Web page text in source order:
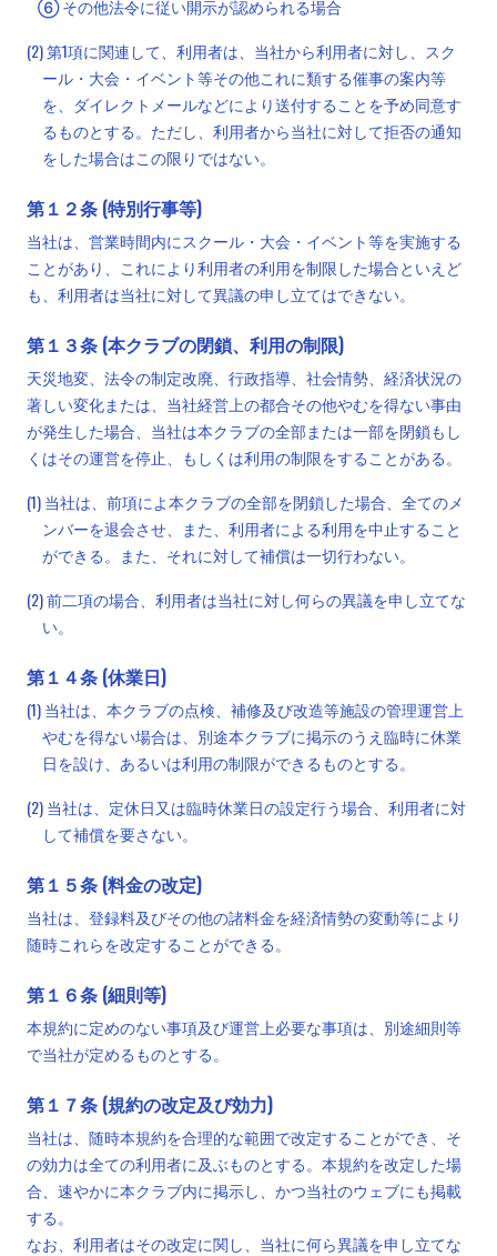
⑥ その他法令に従い開示が認められる場合
(2) 第1項に関連して、利用者は、当社から利用者に対し、スク
ール・大会・イベント等その他これに類する催事の案内等
を、ダイレクトメールなどにより送付することを予め同意す
るものとする。ただし、利用者から当社に対して拒否の通知
をした場合はこの限りではない。
第１２条 (特別行事等)
当社は、営業時間内にスクール・大会・イベント等を実施する
ことがあり、これにより利用者の利用を制限した場合といえど
も、利用者は当社に対して異議の申し立てはできない。
第１３条 (本クラブの閉鎖、利用の制限)
天災地変、法令の制定改廃、行政指導、社会情勢、経済状況の
著しい変化または、当社経営上の都合その他やむを得ない事由
が発生した場合、当社は本クラブの全部または一部を閉鎖もし
くはその運営を停止、もしくは利用の制限をすることがある。
(1) 当社は、前項によ本クラブの全部を閉鎖した場合、全てのメ
ンバーを退会させ、また、利用者による利用を中止すること
ができる。また、それに対して補償は一切行わない。
(2) 前二項の場合、利用者は当社に対し何らの異議を申し立てな
い。
第１４条 (休業日)
(1) 当社は、本クラブの点検、補修及び改造等施設の管理運営上
やむを得ない場合は、別途本クラブに掲示のうえ臨時に休業
日を設け、あるいは利用の制限ができるものとする。
(2) 当社は、定休日又は臨時休業日の設定行う場合、利用者に対
して補償を要さない。
第１５条 (料金の改定)
当社は、登録料及びその他の諸料金を経済情勢の変動等により
随時これらを改定することができる。
第１６条 (細則等)
本規約に定めのない事項及び運営上必要な事項は、別途細則等
で当社が定めるものとする。
第１７条 (規約の改定及び効力)
当社は、随時本規約を合理的な範囲で改定することができ、そ
の効力は全ての利用者に及ぶものとする。本規約を改定した場
合、速やかに本クラブ内に掲示し、かつ当社のウェブにも掲載
する。
なお、利用者はその改定に関し、当社に何ら異議を申し立てな